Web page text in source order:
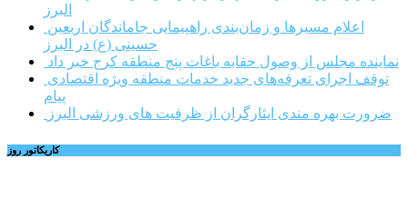
البرز
حسینی (ع) در البرز
نماینده مجلس از وصول حقابه باغات پنج منطقه کرج خبر داد
پیام
ضرورت بهره مندی ایثارگران از ظرفیت های ورزشی البرز
کاریکاتور روز